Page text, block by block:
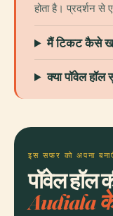
होता है। प्रदर्शन
मैं टिकट कैसे
क्या पॉवेल
इस सफर को अपना
पॉवेल हॉल
Audiala